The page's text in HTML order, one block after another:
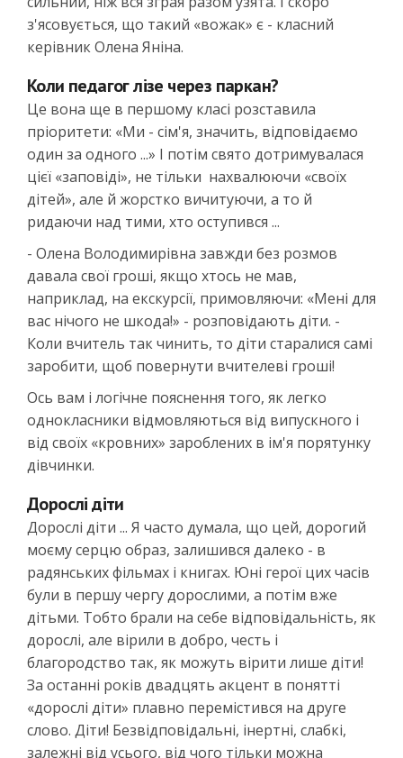
з'ясовується, що такий «вожак» є - класний
керівник Олена Яніна.
Коли педагог лізе через паркан?
Це вона ще в першому класі розставила
пріоритети: «Ми - сім'я, значить, відповідаємо
один за одного ...» І потім свято дотримувалася
цієї «заповіді», не тільки нахвалюючи «своїх
дітей», але й жорстко вичитуючи, а то й
ридаючи над тими, хто оступився ...
- Олена Володимирівна завжди без розмов
давала свої гроші, якщо хтось не мав,
наприклад, на екскурсії, примовляючи: «Мені для
вас нічого не шкода!» - розповідають діти. -
Коли вчитель так чинить, то діти старалися самі
заробити, щоб повернути вчителеві гроші!
Ось вам і логічне пояснення того, як легко
однокласники відмовляються від випускного і
від своїх «кровних» зароблених в ім'я порятунку
дівчинки.
Дорослі діти
Дорослі діти ... Я часто думала, що цей, дорогий
моєму серцю образ, залишився далеко - в
радянських фільмах і книгах. Юні герої цих часів
були в першу чергу дорослими, а потім вже
дітьми. Тобто брали на себе відповідальність, як
дорослі, але вірили в добро, честь і
благородство так, як можуть вірити лише діти!
За останні років двадцять акцент в понятті
«дорослі діти» плавно перемістився на друге
слово. Діти! Безвідповідальні, інертні, слабкі,
залежні від усього, від чого тільки можна